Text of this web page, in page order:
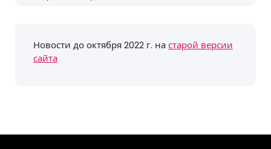
Новости до октября 2022 г. настарой версии
сайта